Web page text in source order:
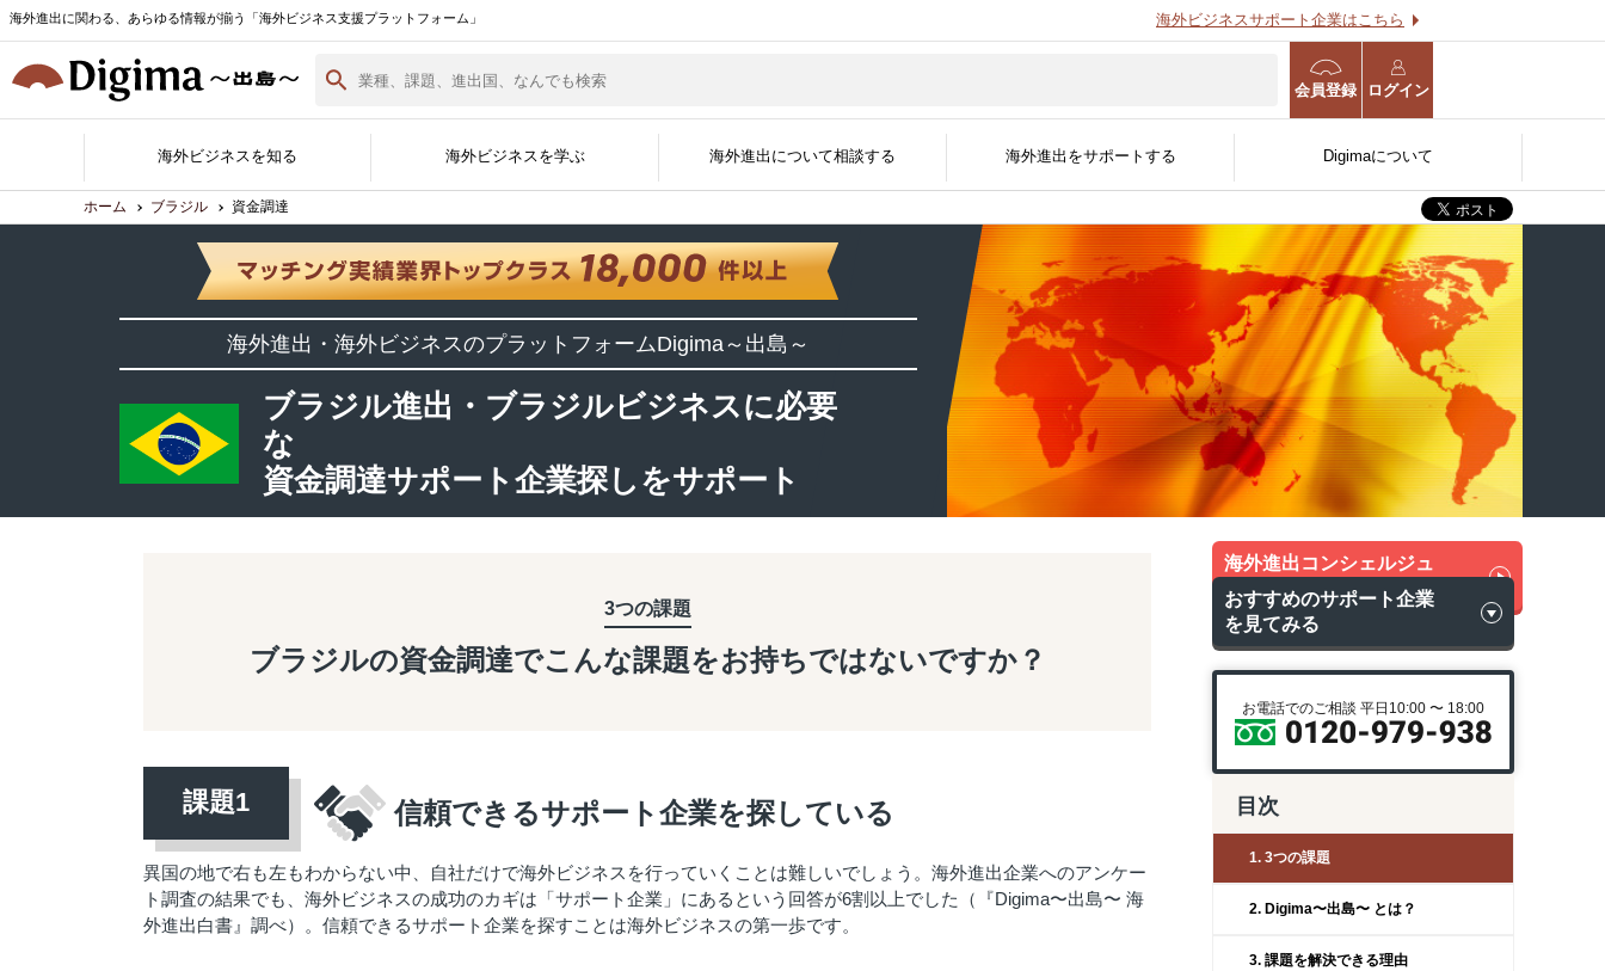
海外進出に関わる、あらゆる情報が揃う「海外ビジネス支援プラットフォーム」 海外ビジネスサポート企業はこちら
会員登録 ログイン
海外ビジネスを知る
各国の最新情報 海外ビジネスノウハウ 海外ビジネスコラム 海外進出事例
海外進出企業
インタビュー
海外ビジネスを学ぶ
Digima Library
資料ダウンロード
海外進出白書
（最新版）
無料会員登録 海外ビジネスセミナー 海外ビジネスEXPO
海外進出について相談する
無料相談窓口 サポート企業一覧 サポートジャンル
現地企業と繋がる
開国アポイントメント
グローバル人材を採用する
開国エンジン〜縁人〜
海外進出WEB診断
海外事業計画策定支援サー
海外進出をサポートする
サポート企業ができること サポート企業の登録・詳細 資料掲載について 広告掲載について 展示会に出展する
官公庁/公的機関/金融機関
向け
Digimaについて
Digimaとは 海外イベント実績紹介 メディア掲載実績 よくある質問 運営会社
ホーム ブラジル 資金調達
海外進出・海外ビジネスのプラットフォームDigima～出島～
ブラジル進出・ブラジルビジネスに必要
な
資金調達サポート企業探しをサポート
3つの課題
ブラジルの資金調達でこんな課題をお持ちではないですか？
信頼できるサポート企業を探している
異国の地で右も左もわからない中、自社だけで海外ビジネスを行っていくことは難しいでしょう。海外進出企業へのアンケー
ト調査の結果でも、海外ビジネスの成功のカギは「サポート企業」にあるという回答が6割以上でした（『Digima〜出島〜 海
外進出白書』調べ）。信頼できるサポート企業を探すことは海外ビジネスの第一歩です。
海外進出コンシェルジュ
に無料相談
おすすめのサポート企業
を見てみる
お電話でのご相談 平日10:00 〜 18:00
目次
1. 3つの課題
2. Digima〜出島〜 とは？
3. 課題を解決できる理由